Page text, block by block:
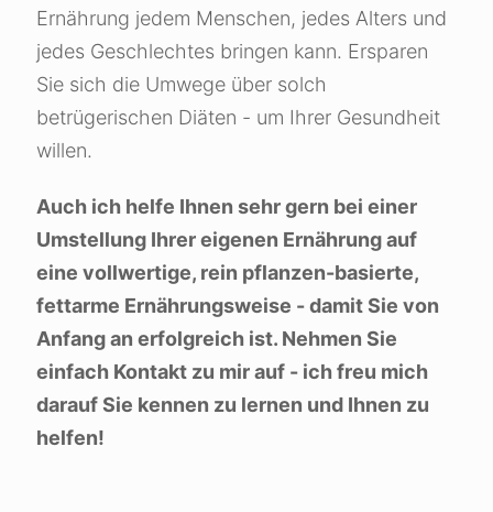
Ernährung jedem Menschen, jedes Alters und
jedes Geschlechtes bringen kann. Ersparen
Sie sich die Umwege über solch
betrügerischen Diäten - um Ihrer Gesundheit
willen.
Auch ich helfe Ihnen sehr gern bei einer
Umstellung Ihrer eigenen Ernährung auf
eine vollwertige, rein pflanzen-basierte,
fettarme Ernährungsweise - damit Sie von
Anfang an erfolgreich ist. Nehmen Sie
einfach Kontakt zu mir auf - ich freu mich
darauf Sie kennen zu lernen und Ihnen zu
helfen!